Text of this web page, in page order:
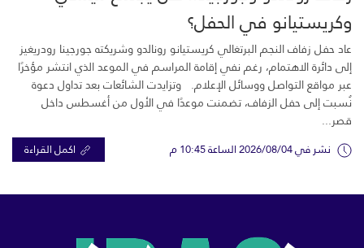
وكريستيانو في الحفل؟
عاد حفل زفاف النجم البرتغالي كريستيانو رونالدو وشريكته جورجينا رودريغيز
إلى دائرة الاهتمام، رغم نفي إقامة المراسم في الموعد الذي انتشر مؤخرًا
عبر مواقع التواصل ووسائل الإعلام. وتزايدت الشائعات بعد تداول دعوة
نُسبت إلى حفل الزفاف، تضمنت موعدًا في الأول من أغسطس داخل
قصر...
نشر في 2026/08/04 الساعة 10:45 م اكمل القراءة